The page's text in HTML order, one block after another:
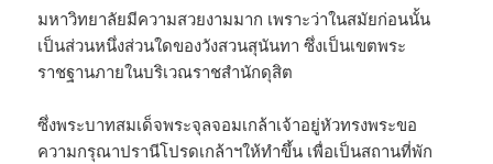
มหาวิทยาลัยมีความสวยงามมาก เพราะว่าในสมัยก่อนนั้น
เป็นส่วนหนึ่งส่วนใดของวังสวนสุนันทา ซึ่งเป็นเขตพระ
ราชฐานภายในบริเวณราชสำนักดุสิต
ซึ่งพระบาทสมเด็จพระจุลจอมเกล้าเจ้าอยู่หัวทรงพระขอ
ความกรุณาปรานีโปรดเกล้าฯให้ทำขึ้น เพื่อเป็นสถานที่พัก